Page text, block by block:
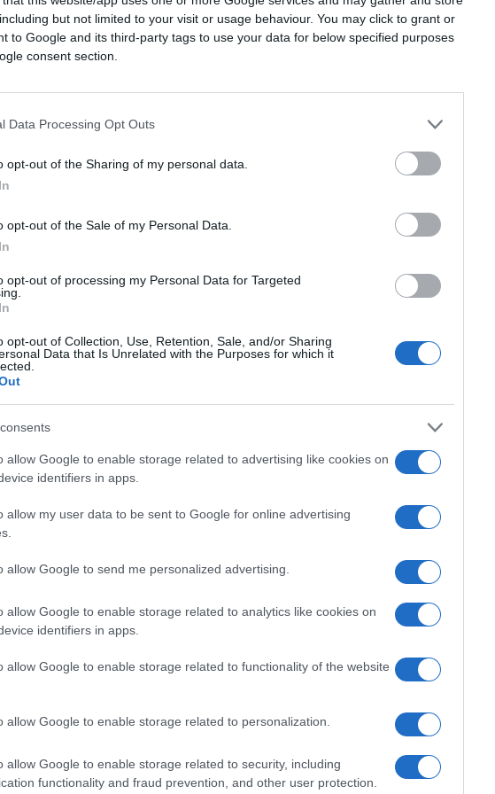
but not limited to your visit or usage behaviour. You may click to grant or
to Google and its third-party tags to use your data for below specified purposes
consent section.
Data Processing Opt Outs
opt-out of the Sharing of my personal data.
opt-out of the Sale of my Personal Data.
opt-out of processing my Personal Data for Targeted
opt-out of Collection, Use, Retention, Sale, and/or Sharing
Data that Is Unrelated with the Purposes for which it
allow Google to enable storage related to advertising like cookies on
identifiers in apps.
allow my user data to be sent to Google for online advertising
allow Google to send me personalized advertising.
allow Google to enable storage related to analytics like cookies on
identifiers in apps.
allow Google to enable storage related to functionality of the website
allow Google to enable storage related to personalization.
allow Google to enable storage related to security, including
functionality and fraud prevention, and other user protection.
a Cloudflare di censurare “entro 30
equo e senza possibilità di
intervenire a livello diDNS e
sua natura, non distingue tra contenuti
il sistema Piracy Shield ha già prodotto
mostrando quanto sia fragile l’idea
della pirateria. Dal punto di vista
d’autore, ma la
“non ha nulla a che vedere con la
la protezione dei diritti d’autore sul
non collaborare con autorità, forze
“la prima scelta delle associazioni
lettura che sposta il tema dal piano
audiovisiva a cui aderiscono, tra gli